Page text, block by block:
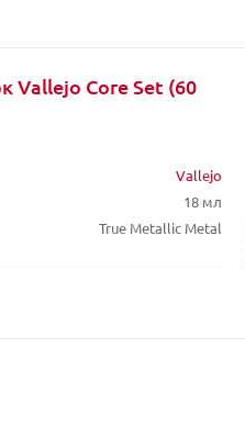
Vallejo Core Set (60
Vallejo
18 мл
True Metallic Metal